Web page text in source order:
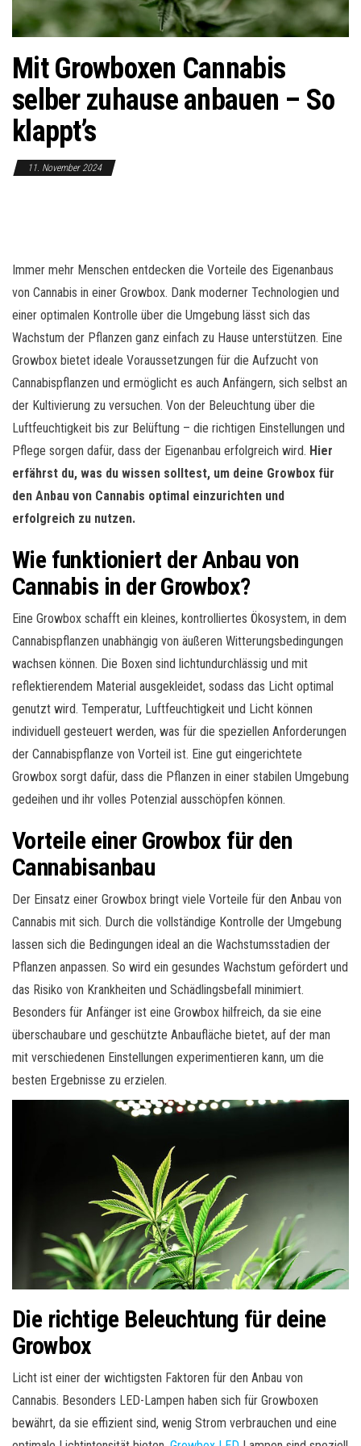
n
Mit Growboxen Cannabis
selber zuhause anbauen – So
klappt’s
11. November 2024
Immer mehr Menschen entdecken die Vorteile des Eigenanbaus
von Cannabis in einer Growbox. Dank moderner Technologien und
einer optimalen Kontrolle über die Umgebung lässt sich das
Wachstum der Pflanzen ganz einfach zu Hause unterstützen. Eine
Growbox bietet ideale Voraussetzungen für die Aufzucht von
Cannabispflanzen und ermöglicht es auch Anfängern, sich selbst an
der Kultivierung zu versuchen. Von der Beleuchtung über die
Luftfeuchtigkeit bis zur Belüftung – die richtigen Einstellungen und
Pflege sorgen dafür, dass der Eigenanbau erfolgreich wird. Hier
erfährst du, was du wissen solltest, um deine Growbox für
den Anbau von Cannabis optimal einzurichten und
erfolgreich zu nutzen.
Wie funktioniert der Anbau von
Cannabis in der Growbox?
Eine Growbox schafft ein kleines, kontrolliertes Ökosystem, in dem
Cannabispflanzen unabhängig von äußeren Witterungsbedingungen
wachsen können. Die Boxen sind lichtundurchlässig und mit
reflektierendem Material ausgekleidet, sodass das Licht optimal
genutzt wird. Temperatur, Luftfeuchtigkeit und Licht können
individuell gesteuert werden, was für die speziellen Anforderungen
der Cannabispflanze von Vorteil ist. Eine gut eingerichtete
Growbox sorgt dafür, dass die Pflanzen in einer stabilen Umgebung
gedeihen und ihr volles Potenzial ausschöpfen können.
Vorteile einer Growbox für den
Cannabisanbau
Der Einsatz einer Growbox bringt viele Vorteile für den Anbau von
Cannabis mit sich. Durch die vollständige Kontrolle der Umgebung
lassen sich die Bedingungen ideal an die Wachstumsstadien der
Pflanzen anpassen. So wird ein gesundes Wachstum gefördert und
das Risiko von Krankheiten und Schädlingsbefall minimiert.
Besonders für Anfänger ist eine Growbox hilfreich, da sie eine
überschaubare und geschützte Anbaufläche bietet, auf der man
mit verschiedenen Einstellungen experimentieren kann, um die
besten Ergebnisse zu erzielen.
Die richtige Beleuchtung für deine
Growbox
Licht ist einer der wichtigsten Faktoren für den Anbau von
Cannabis. Besonders LED-Lampen haben sich für Growboxen
bewährt, da sie effizient sind, wenig Strom verbrauchen und eine